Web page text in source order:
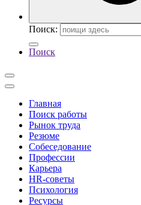
Поиск:
Поиск
Главная
Поиск работы
Рынок труда
Резюме
Собеседование
Профессии
Карьера
HR-советы
Психология
Ресурсы